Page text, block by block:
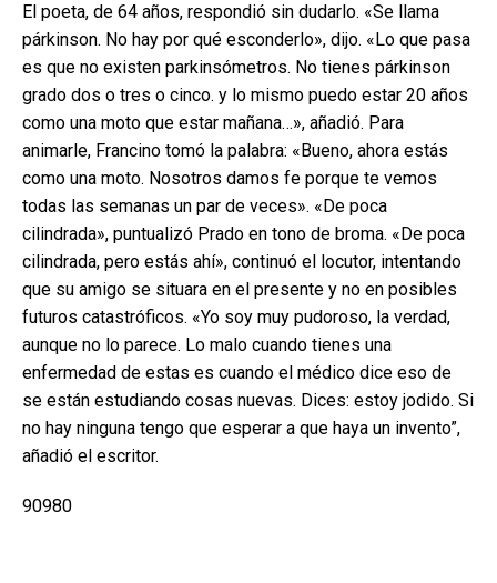
El poeta, de 64 años, respondió sin dudarlo. «Se llama
párkinson. No hay por qué esconderlo», dijo. «Lo que pasa
es que no existen parkinsómetros. No tienes párkinson
grado dos o tres o cinco. y lo mismo puedo estar 20 años
como una moto que estar mañana…», añadió. Para
animarle, Francino tomó la palabra: «Bueno, ahora estás
como una moto. Nosotros damos fe porque te vemos
todas las semanas un par de veces». «De poca
cilindrada», puntualizó Prado en tono de broma. «De poca
cilindrada, pero estás ahí», continuó el locutor, intentando
que su amigo se situara en el presente y no en posibles
futuros catastróficos. «Yo soy muy pudoroso, la verdad,
aunque no lo parece. Lo malo cuando tienes una
enfermedad de estas es cuando el médico dice eso de
se están estudiando cosas nuevas. Dices: estoy jodido. Si
no hay ninguna tengo que esperar a que haya un invento”,
añadió el escritor.
90980